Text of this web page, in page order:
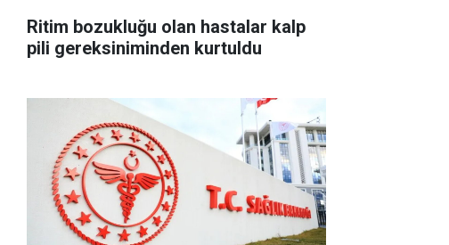
Ritim bozukluğu olan hastalar kalp
pili gereksiniminden kurtuldu